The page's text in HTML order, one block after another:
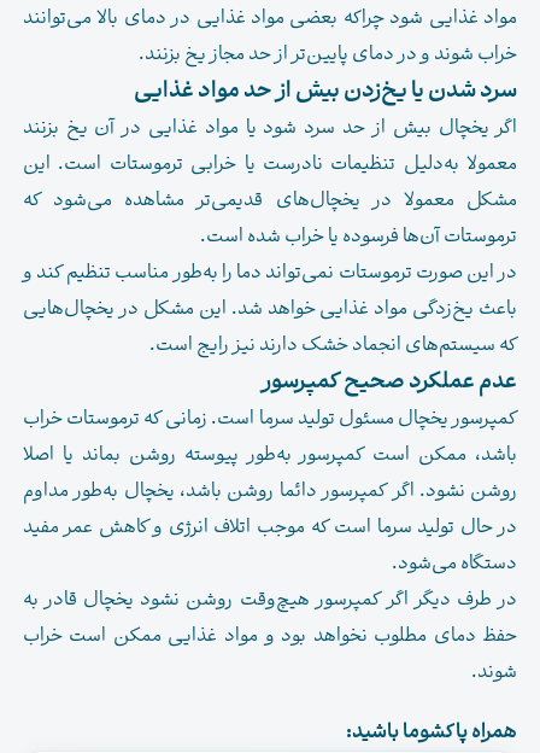
مواد غذایی شود چراکه بعضی مواد غذایی در دمای بالا می‌توانند
خراب شوند و در دمای پایین‌تر از حد مجاز یخ بزنند.
سرد شدن یا یخ‌زدن بیش از حد مواد غذایی
اگر یخچال بیش از حد سرد شود یا مواد غذایی در آن یخ بزنند
معمولا به‌دلیل تنظیمات نادرست یا خرابی ترموستات است. این
مشکل معمولا در یخچال‌های قدیمی‌تر مشاهده می‌شود که
ترموستات آن‌ها فرسوده یا خراب شده است.
در این صورت ترموستات نمی‌تواند دما را به‌طور مناسب تنظیم کند و
باعث یخ‌زدگی مواد غذایی خواهد شد. این مشکل در یخچال‌هایی
که سیستم‌های انجماد خشک دارند نیز رایج است.
عدم عملکرد صحیح کمپرسور
کمپرسور یخچال مسئول تولید سرما است. زمانی که ترموستات خراب
باشد، ممکن است کمپرسور به‌طور پیوسته روشن بماند یا اصلا
روشن نشود. اگر کمپرسور دائما روشن باشد، یخچال به‌طور مداوم
در حال تولید سرما است که موجب اتلاف انرژی و کاهش عمر مفید
دستگاه می‌شود.
در طرف دیگر اگر کمپرسور هیچ‌وقت روشن نشود یخچال قادر به
حفظ دمای مطلوب نخواهد بود و مواد غذایی ممکن است خراب
شوند.
همراه پاکشوما باشید: